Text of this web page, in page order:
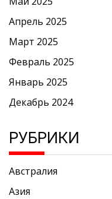
Апрель 2025
Март 2025
Февраль 2025
Январь 2025
Декабрь 2024
РУБРИКИ
Австралия
Азия